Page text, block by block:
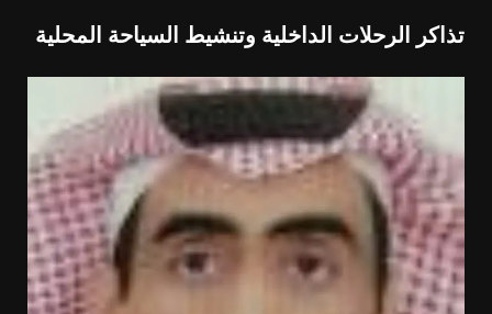
تذاكر الرحلات الداخلية وتنشيط السياحة المحلية